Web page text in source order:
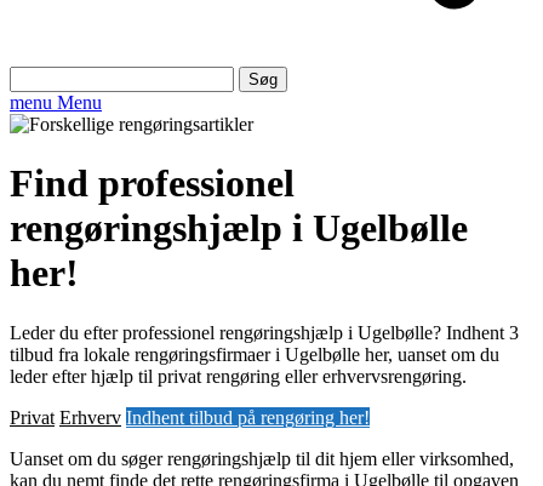
efter:
menu Menu
Find professionel
rengøringshjælp i Ugelbølle
her!
Leder du efter professionel rengøringshjælp i Ugelbølle? Indhent 3
tilbud fra lokale rengøringsfirmaer i Ugelbølle her, uanset om du
leder efter hjælp til privat rengøring eller erhvervsrengøring.
Privat Erhverv Indhent tilbud på rengøring her!
Uanset om du søger rengøringshjælp til dit hjem eller virksomhed,
kan du nemt finde det rette rengøringsfirma i Ugelbølle til opgaven